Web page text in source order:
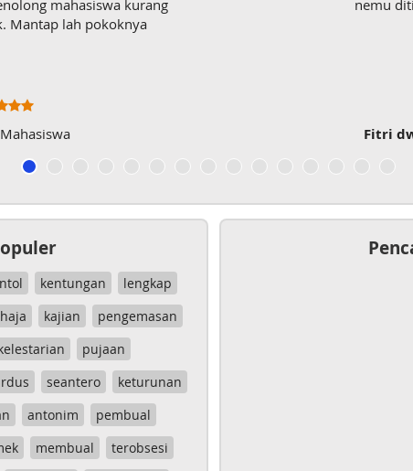
mahasiswa kurang
Mantap lah pokoknya
nemu
Fitri
kentungan
lengkap
kajian
pengemasan
pujaan
seantero
keturunan
antonim
pembual
membual
terobsesi